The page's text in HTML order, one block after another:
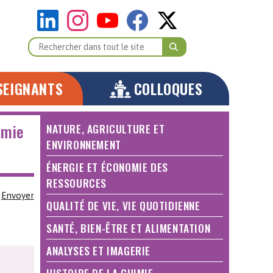
COLLOQUES
Envoyer
NATURE, AGRICULTURE ET
ENVIRONNEMENT
ÉNERGIE ET ÉCONOMIE DES
RESSOURCES
QUALITÉ DE VIE, VIE QUOTIDIENNE
SANTÉ, BIEN-ÊTRE ET ALIMENTATION
ANALYSES ET IMAGERIE